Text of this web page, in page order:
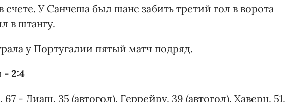
счете. У Санчеша был шанс забить третий гол в ворота
в штангу.
у Португалии пятый матч подряд.
- 2:4
- Диаш, 35 (автогол), Геррейру, 39 (автогол), Хаверц, 51,